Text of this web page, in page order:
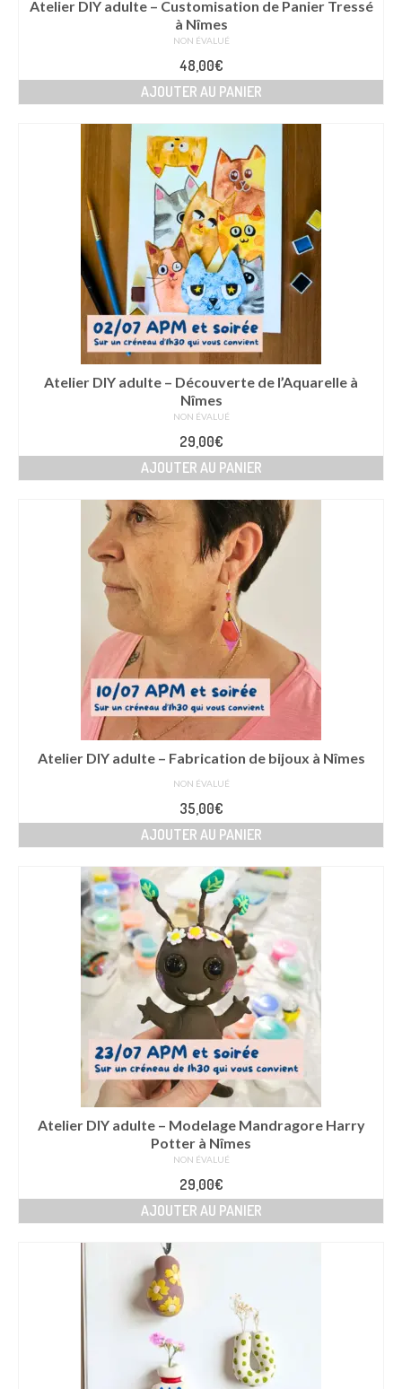
Atelier DIY adulte – Customisation de Panier Tressé
à Nîmes
NON ÉVALUÉ
48,00€
AJOUTER AU PANIER
Atelier DIY adulte – Découverte de l’Aquarelle à
Nîmes
NON ÉVALUÉ
29,00€
AJOUTER AU PANIER
Atelier DIY adulte – Fabrication de bijoux à Nîmes
NON ÉVALUÉ
35,00€
AJOUTER AU PANIER
Atelier DIY adulte – Modelage Mandragore Harry
Potter à Nîmes
NON ÉVALUÉ
29,00€
AJOUTER AU PANIER